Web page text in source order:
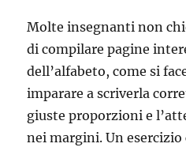
Molte insegnanti non
di compilare pagine
dell’alfabeto, come si
imparare a scriverla
giuste proporzioni e
nei margini. Un esercizio